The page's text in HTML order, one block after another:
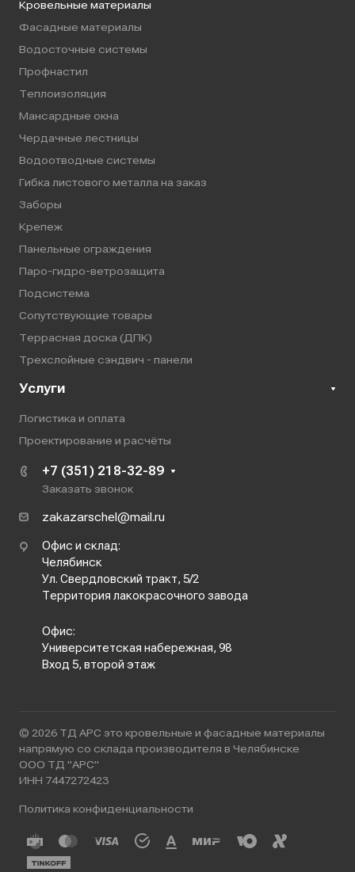
Кровельные материалы
Фасадные материалы
Водосточные системы
Профнастил
Теплоизоляция
Мансардные окна
Чердачные лестницы
Водоотводные системы
Гибка листового металла на заказ
Заборы
Крепеж
Панельные ограждения
Паро-гидро-ветрозащита
Подсистема
Сопутствующие товары
Террасная доска (ДПК)
Трехслойные сэндвич - панели
Услуги
Логистика и оплата
Проектирование и расчёты
+7 (351) 218-32-89
Заказать звонок
zakazarschel@mail.ru
Офис и склад:
Челябинск
Ул. Свердловский тракт, 5/2
Территория лакокрасочного завода
Офис:
Университетская набережная, 98
Вход 5, второй этаж
© 2026 ТД АРС это кровельные и фасадные материалы
напрямую со склада производителя в Челябинске
ООО ТД "АРС"
ИНН 7447272423
Политика конфиденциальности